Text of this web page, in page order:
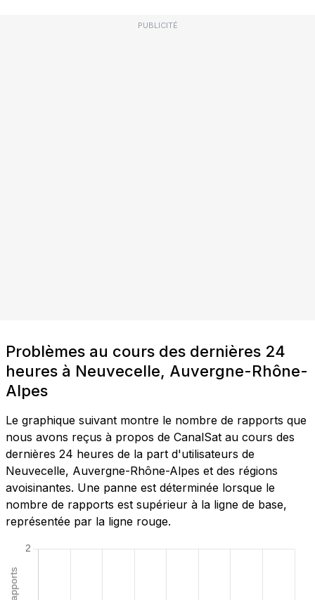
PUBLICITÉ
Problèmes au cours des dernières 24
heures à Neuvecelle, Auvergne-Rhône-
Alpes
Le graphique suivant montre le nombre de rapports que
nous avons reçus à propos de CanalSat au cours des
dernières 24 heures de la part d'utilisateurs de
Neuvecelle, Auvergne-Rhône-Alpes et des régions
avoisinantes. Une panne est déterminée lorsque le
nombre de rapports est supérieur à la ligne de base,
représentée par la ligne rouge.